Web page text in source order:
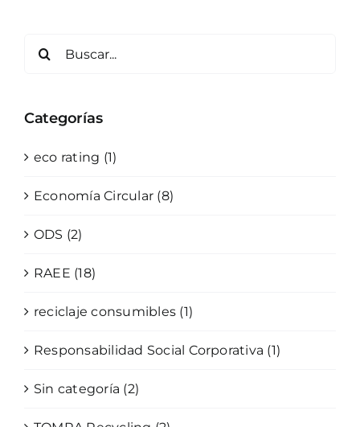
Categorías
eco rating (1)
Economía Circular (8)
ODS (2)
RAEE (18)
reciclaje consumibles (1)
Responsabilidad Social Corporativa (1)
Sin categoría (2)